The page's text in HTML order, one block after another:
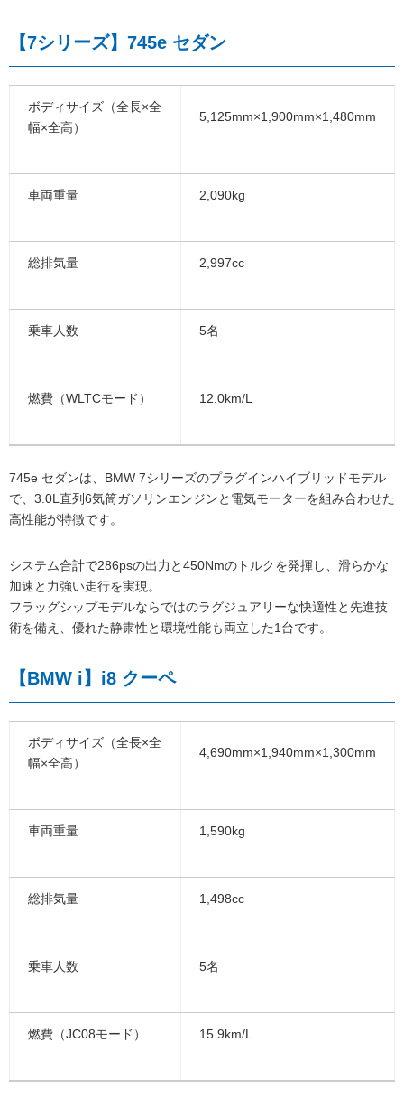
【7シリーズ】745e セダン
ボディサイズ（全長×全
幅×全高）
5,125mm×1,900mm×1,480mm
車両重量 2,090kg
総排気量 2,997cc
乗車人数 5名
燃費（WLTCモード） 12.0km/L
745e セダンは、BMW 7シリーズのプラグインハイブリッドモデル
で、3.0L直列6気筒ガソリンエンジンと電気モーターを組み合わせた
高性能が特徴です。
システム合計で286psの出力と450Nmのトルクを発揮し、滑らかな
加速と力強い走行を実現。
フラッグシップモデルならではのラグジュアリーな快適性と先進技
術を備え、優れた静粛性と環境性能も両立した1台です。
【BMW i】i8 クーペ
ボディサイズ（全長×全
幅×全高）
4,690mm×1,940mm×1,300mm
車両重量 1,590kg
総排気量 1,498cc
乗車人数 5名
燃費（JC08モード） 15.9km/L